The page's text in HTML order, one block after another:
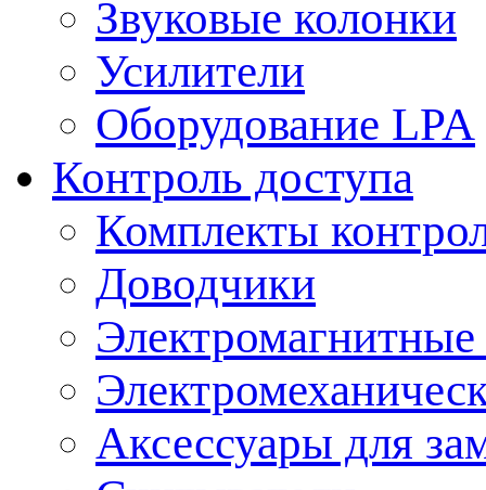
Звуковые колонки
Усилители
Оборудование LPA
Контроль доступа
Комплекты
Доводчики
Аксессуары для